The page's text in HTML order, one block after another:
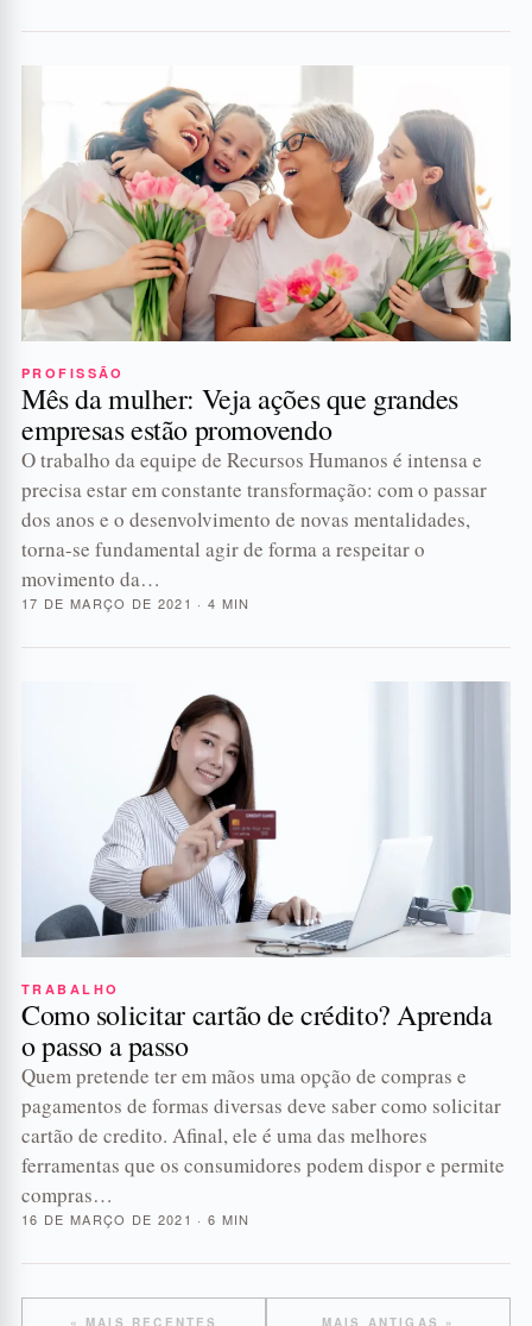
PROFISSÃO
Mês da mulher: Veja ações que grandes
empresas estão promovendo
O trabalho da equipe de Recursos Humanos é intensa e
precisa estar em constante transformação: com o passar
dos anos e o desenvolvimento de novas mentalidades,
torna-se fundamental agir de forma a respeitar o
movimento da…
17 DE MARÇO DE 2021 · 4 MIN
TRABALHO
Como solicitar cartão de crédito? Aprenda
o passo a passo
Quem pretende ter em mãos uma opção de compras e
pagamentos de formas diversas deve saber como solicitar
cartão de credito. Afinal, ele é uma das melhores
ferramentas que os consumidores podem dispor e permite
compras…
16 DE MARÇO DE 2021 · 6 MIN
« MAIS RECENTES MAIS ANTIGAS »